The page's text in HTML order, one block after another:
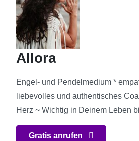
Allora
Engel- und Pendelmedium *
liebevolles und authentisches
Herz ~ Wichtig in Deinem Leben
Gratis anrufen